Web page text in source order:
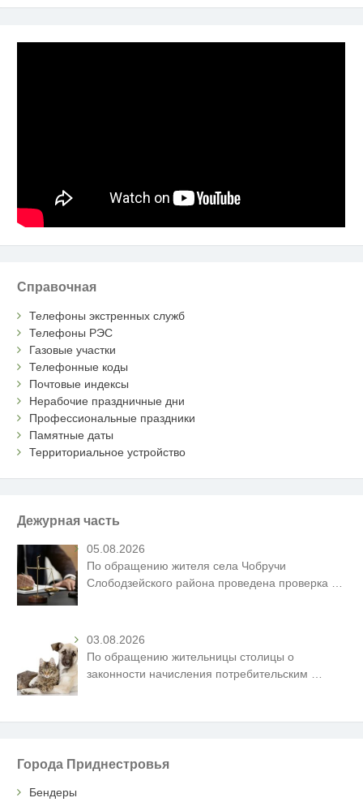
Справочная
Телефоны экстренных служб
Телефоны РЭС
Газовые участки
Телефонные коды
Почтовые индексы
Нерабочие праздничные дни
Профессиональные праздники
Памятные даты
Территориальное устройство
Дежурная часть
05.08.2026
По обращению жителя села Чобручи
Слободзейского района проведена проверка …
03.08.2026
По обращению жительницы столицы о
законности начисления потребительским
Города Приднестровья
Бендеры